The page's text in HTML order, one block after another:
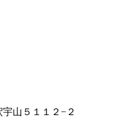
山５１１２−２